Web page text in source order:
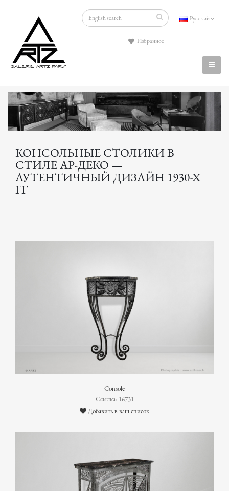
Русский
Избранное
КОНСОЛЬНЫЕ СТОЛИКИ В
СТИЛЕ АР-ДЕКО —
АУТЕНТИЧНЫЙ ДИЗАЙН 1930-Х
ГГ
Console
Ссылка: 16731
Добавить в ваш список